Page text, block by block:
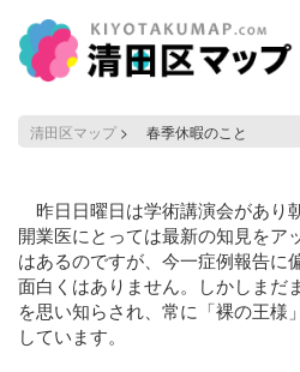
春
休
暇
の
こ
と
清田区マップ > 春季休暇のこと
昨日日曜日は学術講演会があり
開業医にとっては最新の知見をア
はあるのですが、今一症例報告に
面白くはありません。しかしまだ
を思い知らされ、常に「裸の王様
しています。